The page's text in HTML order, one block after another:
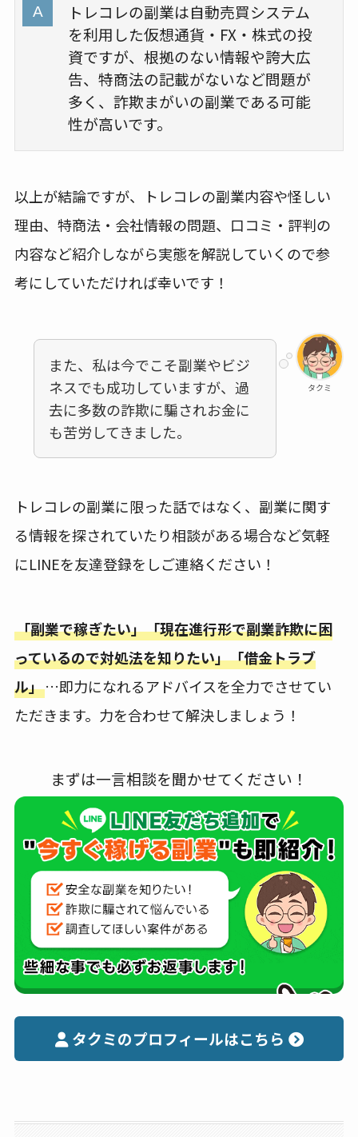
トレコレの副業は自動売買システム
を利用した仮想通貨・FX・株式の投
資ですが、根拠のない情報や誇大広
告、特商法の記載がないなど問題が
多く、詐欺まがいの副業である可能
性が高いです。
以上が結論ですが、トレコレの副業内容や怪しい
理由、特商法・会社情報の問題、口コミ・評判の
内容など紹介しながら実態を解説していくので参
考にしていただければ幸いです！
タクミ
また、私は今でこそ副業やビジ
ネスでも成功していますが、過
去に多数の詐欺に騙されお金に
も苦労してきました。
トレコレの副業に限った話ではなく、副業に関す
る情報を探されていたり相談がある場合など気軽
にLINEを友達登録をしご連絡ください！
「副業で稼ぎたい」「現在進行形で副業詐欺に困
っているので対処法を知りたい」「借金トラブ
ル」…即力になれるアドバイスを全力でさせてい
ただきます。力を合わせて解決しましょう！
まずは一言相談を聞かせてください！
タクミのプロフィールはこちら